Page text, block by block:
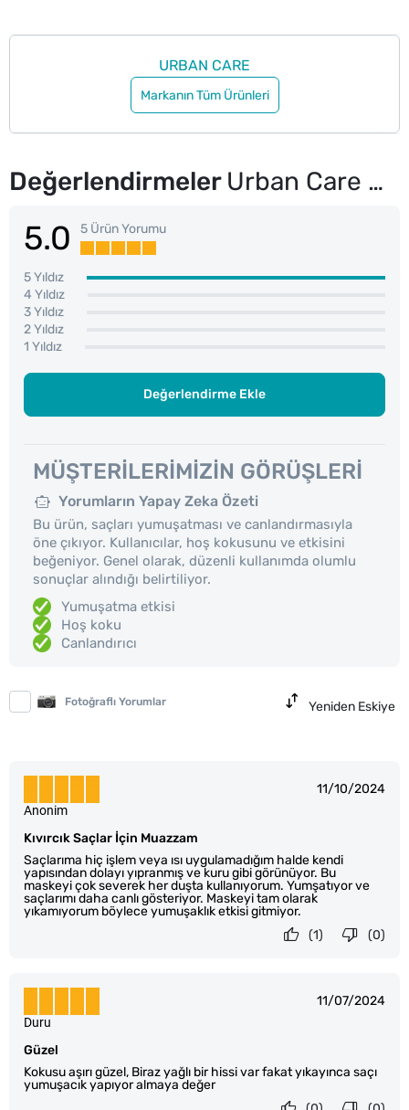
URBAN CARE
Markanın Tüm Ürünleri
Değerlendirmeler Urban Care Hibiscus ve Shea Butter Yoğun Saç Bakım Maskesi 230 ml
5.0 5 Ürün Yorumu
5 Yıldız
4 Yıldız
3 Yıldız
2 Yıldız
1 Yıldız
Değerlendirme Ekle
MÜŞTERILERIMIZIN GÖRÜŞLERI
Yorumların Yapay Zeka Özeti
Bu ürün, saçları yumuşatması ve canlandırmasıyla
öne çıkıyor. Kullanıcılar, hoş kokusunu ve etkisini
beğeniyor. Genel olarak, düzenli kullanımda olumlu
sonuçlar alındığı belirtiliyor.
Yumuşatma etkisi
Hoş koku
Canlandırıcı
Fotoğraflı Yorumlar Yeniden Eskiye
11/10/2024
Kıvırcık Saçlar İçin Muazzam
Saçlarıma hiç işlem veya ısı uygulamadığım halde kendi
yapısından dolayı yıpranmış ve kuru gibi görünüyor. Bu
maskeyi çok severek her duşta kullanıyorum. Yumşatıyor ve
saçlarımı daha canlı gösteriyor. Maskeyi tam olarak
yıkamıyorum böylece yumuşaklık etkisi gitmiyor.
Anonim
(0)
(1)
11/07/2024
Güzel
Kokusu aşırı güzel, Biraz yağlı bir hissi var fakat yıkayınca saçı
yumuşacık yapıyor almaya değer
Duru